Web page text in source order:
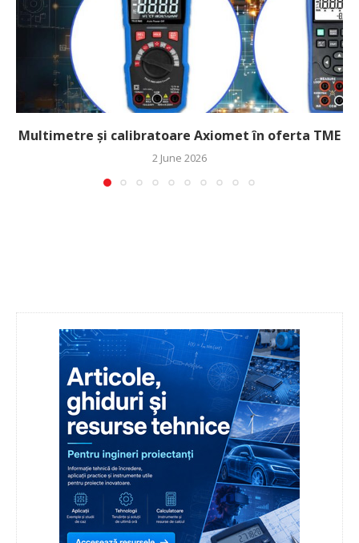
Multimetre și calibratoare Axiomet în oferta TME
2 June 2026